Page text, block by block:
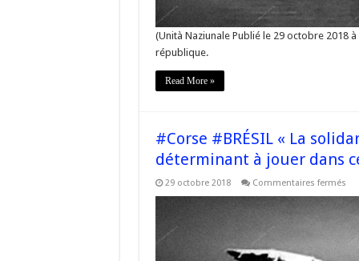
(Unità Naziunale Publié le 29 octobre 2018
république.
Read More »
#Corse #BRÉSIL « La
déterminant à jouer dans
29 octobre 2018 Commentaires ferméssur
«